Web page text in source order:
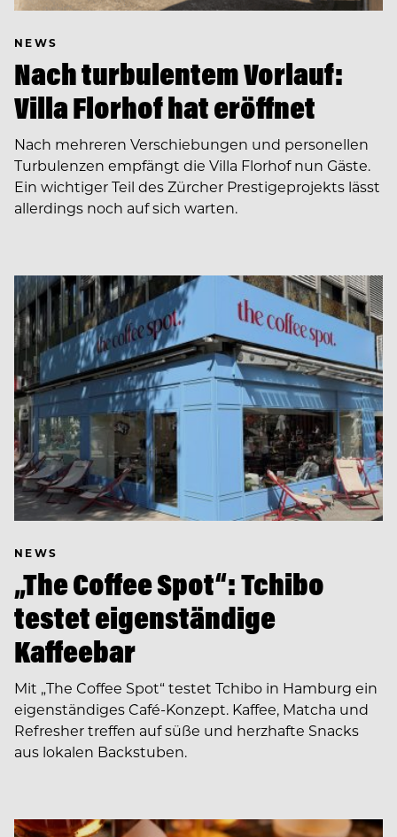
NEWS
Nach turbulentem Vorlauf:
Villa Florhof hat eröffnet
Nach mehreren Verschiebungen und personellen
Turbulenzen empfängt die Villa Florhof nun Gäste.
Ein wichtiger Teil des Zürcher Prestigeprojekts lässt
allerdings noch auf sich warten.
NEWS
„The Coffee Spot“: Tchibo
testet eigenständige
Kaffeebar
Mit „The Coffee Spot“ testet Tchibo in Hamburg ein
eigenständiges Café-Konzept. Kaffee, Matcha und
Refresher treffen auf süße und herzhafte Snacks
aus lokalen Backstuben.